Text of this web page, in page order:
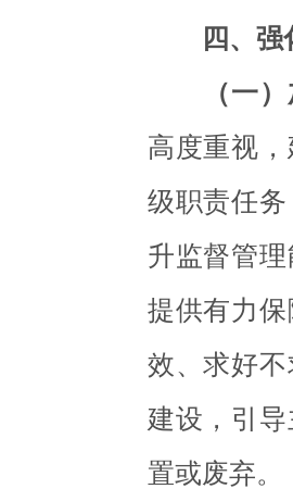
四、强
（一）
高度重视
级职责任
升监督管
提供有力
效、求好
建设，引
置或废弃。